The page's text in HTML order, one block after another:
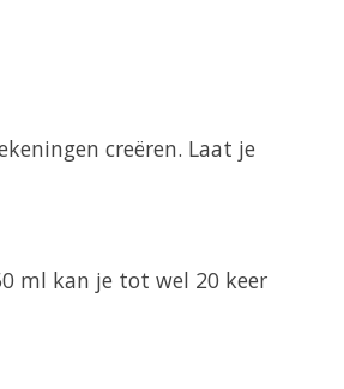
creëren. Laat je
ml kan je tot wel 20 keer